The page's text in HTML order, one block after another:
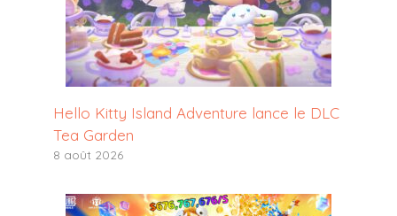
Hello Kitty Island Adventure lance le DLC
Tea Garden
8 août 2026